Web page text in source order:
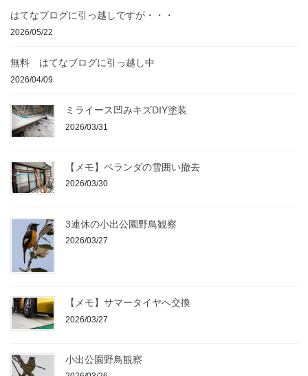
はてなブログに引っ越しですが・・・
2026/05/22
無料 はてなブログに引っ越し中
2026/04/09
ミライース凹みキズDIY塗装
2026/03/31
【メモ】ベランダの雪囲い撤去
2026/03/30
3連休の小出公園野鳥観察
2026/03/27
【メモ】サマータイヤへ交換
2026/03/27
小出公園野鳥観察